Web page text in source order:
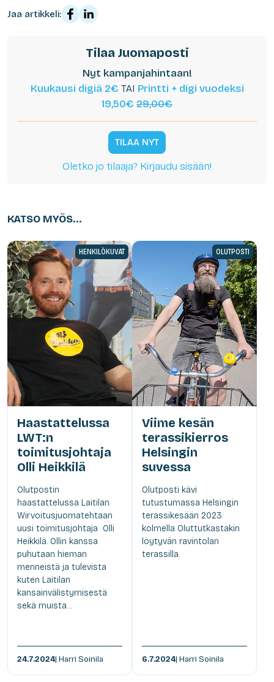
Jaa artikkeli:
Tilaa Juomaposti
Nyt kampanjahintaan!
Kuukausi digiä 2€ TAI Printti + digi vuodeksi
19,50€ 29,00€
TILAA NYT
Oletko jo tilaaja? Kirjaudu sisään!
KATSO MYÖS...
HENKILÖKUVAT
Haastattelussa
LWT:n
toimitusjohtaja
Olli Heikkilä
Olutpostin
haastattelussa Laitilan
Wirvoitusjuomatehtaan
uusi toimitusjohtaja Olli
Heikkilä. Ollin kanssa
puhutaan hieman
menneistä ja tulevista
kuten Laitilan
kansainvälistymisestä
sekä muista...
24.7.2024| Harri Soinila
OLUTPOSTI
Viime kesän
terassikierros
Helsingin
suvessa
Olutposti kävi
tutustumassa Helsingin
terassikesään 2023
kolmella Oluttutkastakin
löytyvän ravintolan
terassilla.
6.7.2024| Harri Soinila